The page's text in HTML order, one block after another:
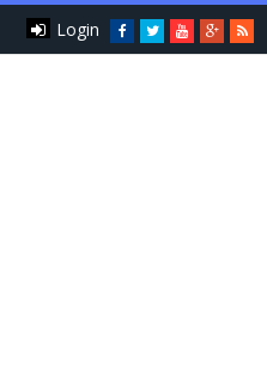
Facebook
TwitterYou
Tube
Google+
RSS
Login